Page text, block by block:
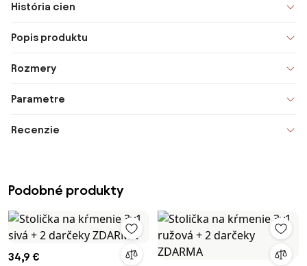
História cien
Popis produktu
Rozmery
Parametre
Recenzie
Podobné produkty
34,9 €